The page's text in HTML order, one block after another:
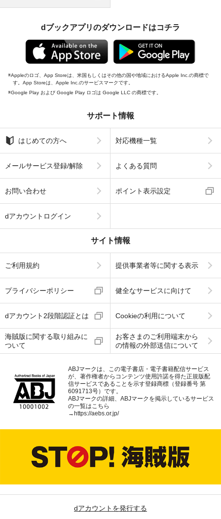
dブックアプリのダウンロードはコチラ
Appleのロゴ、App Storeは、米国もしくはその他の国や地域におけるApple Inc.の商標で
す。App Storeは、Apple Inc.のサービスマークです。
Google Play および Google Play ロゴは Google LLC の商標です。
サポート情報
はじめての方へ 対応機種一覧
メールサービス登録/解除 よくある質問
お問い合わせ ポイント表示設定
dアカウントログイン
サイト情報
ご利用規約 提供事業者等に関する表示
プライバシーポリシー 健全なサービスに向けて
dアカウント2段階認証とは Cookieの利用について
海賊版に関する取り組みに
ついて
お客さまのご利用端末から
の情報の外部送信について
ABJマークは、この電子書店・電子書籍配信サービス
が、著作権者からコンテンツ使用許諾を得た正規版配
信サービスであることを示す登録商標（登録番号 第
6091713号）です。
ABJマークの詳細、ABJマークを掲示しているサービス
の一覧はこちら
→ https://aebs.or.jp/
dアカウントを発行する